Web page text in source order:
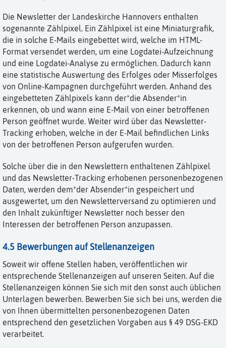
Die Newsletter der Landeskirche Hannovers enthalten
sogenannte Zählpixel. Ein Zählpixel ist eine Miniaturgrafik,
die in solche E-Mails eingebettet wird, welche im HTML-
Format versendet werden, um eine Logdatei-Aufzeichnung
und eine Logdatei-Analyse zu ermöglichen. Dadurch kann
eine statistische Auswertung des Erfolges oder Misserfolges
von Online-Kampagnen durchgeführt werden. Anhand des
eingebetteten Zählpixels kann der*die Absender*in
erkennen, ob und wann eine E-Mail von einer betroffenen
Person geöffnet wurde. Weiter wird über das Newsletter-
Tracking erhoben, welche in der E-Mail befindlichen Links
von der betroffenen Person aufgerufen wurden.
Solche über die in den Newslettern enthaltenen Zählpixel
und das Newsletter-Tracking erhobenen personenbezogenen
Daten, werden dem*der Absender*in gespeichert und
ausgewertet, um den Newsletterversand zu optimieren und
den Inhalt zukünftiger Newsletter noch besser den
Interessen der betroffenen Person anzupassen.
4.5 Bewerbungen auf Stellenanzeigen
Soweit wir offene Stellen haben, veröffentlichen wir
entsprechende Stellenanzeigen auf unseren Seiten. Auf die
Stellenanzeigen können Sie sich mit den sonst auch üblichen
Unterlagen bewerben. Bewerben Sie sich bei uns, werden die
von Ihnen übermittelten personenbezogenen Daten
entsprechend den gesetzlichen Vorgaben aus § 49 DSG-EKD
verarbeitet.